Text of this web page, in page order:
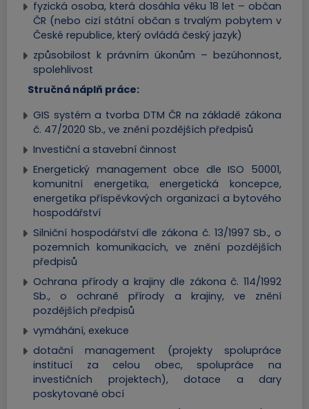
fyzická osoba, která dosáhla věku 18 let – občan
ČR (nebo cizí státní občan s trvalým pobytem v
České republice, který ovládá český jazyk)
způsobilost k právním úkonům – bezúhonnost,
spolehlivost
Stručná náplň práce:
GIS systém a tvorba DTM ČR na základě zákona
č. 47/2020 Sb., ve znění pozdějších předpisů
Investiční a stavební činnost
Energetický management obce dle ISO 50001,
komunitní energetika, energetická koncepce,
energetika příspěvkových organizací a bytového
hospodářství
Silniční hospodářství dle zákona č. 13/1997 Sb., o
pozemních komunikacích, ve znění pozdějších
předpisů
Ochrana přírody a krajiny dle zákona č. 114/1992
Sb., o ochraně přírody a krajiny, ve znění
pozdějších předpisů
vymáhání, exekuce
dotační management (projekty spolupráce
institucí za celou obec, spolupráce na
investičních projektech), dotace a dary
poskytované obcí
Upozornění úplná uzavírka
místní komunikace Za
Řekou.docx
Dokument Aplikace Word | Velikost souboru: 18 Kb
Stáhnout soubor